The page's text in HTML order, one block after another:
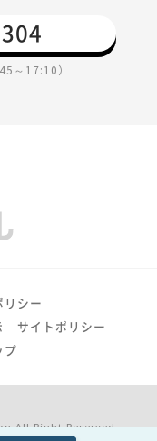
～17:10）
リシー
サイトポリシー
プ
All Right Reserved.